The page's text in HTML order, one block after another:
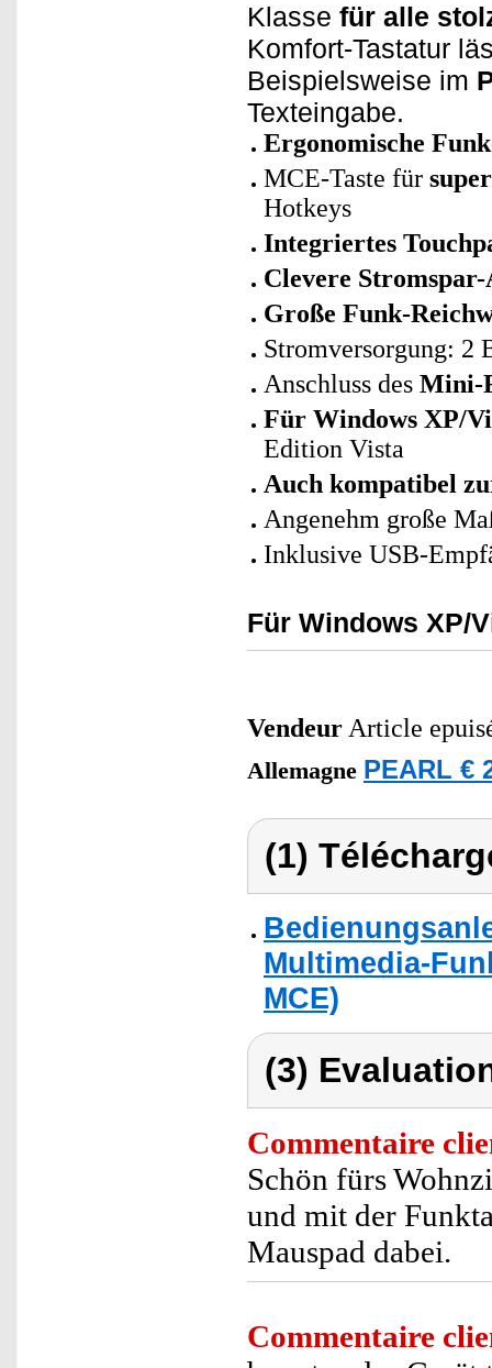
Klasse für alle
Komfort-Tastatur
Beispielsweise im
Texteingabe.
Ergonomische
MCE-Taste für
Hotkeys
Integriertes
Clevere
Große Funk-
Stromversorgung: 2
Anschluss des Mini-
Für Windows XP/
Edition Vista
Auch kompatibel
Angenehm große
Inklusive USB-
Für Windows XP/
Vendeur Article
Allemagne PEARL €
(1)
Multimedia-
MCE)
(3)
Commentaire
Schön fürs
und mit der
Mauspad dabei.
Commentaire